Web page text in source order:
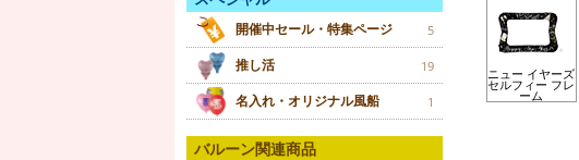
開催中セール・特集ページ 5
推し活 19
名入れ・オリジナル風船 1
バルーン関連商品
ニュー イヤーズ
セルフィー フレ
ーム